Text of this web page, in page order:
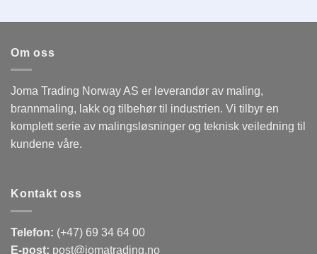
Om oss
Joma Trading Norway AS er leverandør av maling,
brannmaling, lakk og tilbehør til industrien. Vi tilbyr en
komplett serie av malingsløsninger og teknisk veiledning til
kundene våre.
Kontakt oss
Telefon: (+47) 69 34 64 00
E-post: post@jomatrading.no